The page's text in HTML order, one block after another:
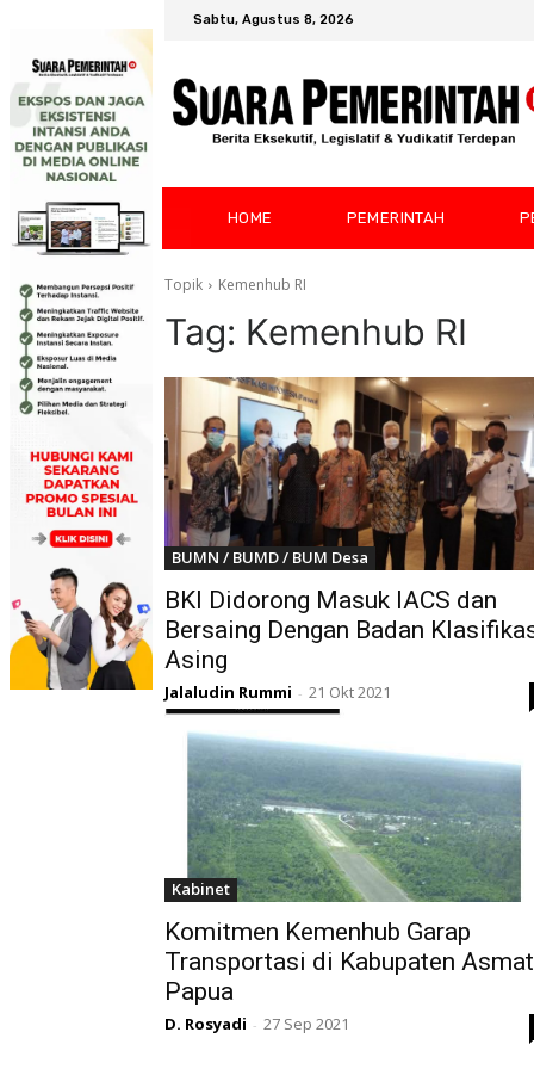
Sabtu, Agustus 8, 2026
HOME PEMERINTAH
Topik Kemenhub RI
Tag: Kemenhub RI
BUMN / BUMD / BUM Desa
BKI Didorong Masuk IACS dan
Bersaing Dengan Badan
Asing
Jalaludin Rummi - 21 Okt 2021
Kabinet
Komitmen Kemenhub Garap
Transportasi di Kabupaten Asmat
Papua
D. Rosyadi - 27 Sep 2021